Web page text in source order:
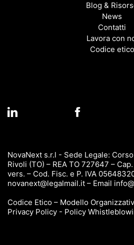
Blog &
News
Contatti
Lavora con
Codice etico
NovaNext s.r.l - Sede Legale:
Rivoli (TO) – REA TO 727647 –
vers. – Cod. Fisc. e P. IVA
novanext@legalmail.it – Email
Codice Etico – Modello
Privacy Policy - Policy